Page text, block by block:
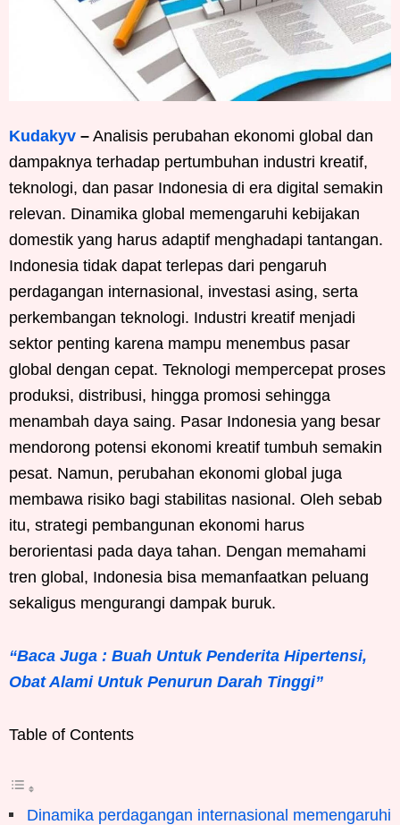
Kudakyv – Analisis perubahan ekonomi global dan
dampaknya terhadap pertumbuhan industri kreatif,
teknologi, dan pasar Indonesia di era digital semakin
relevan. Dinamika global memengaruhi kebijakan
domestik yang harus adaptif menghadapi tantangan.
Indonesia tidak dapat terlepas dari pengaruh
perdagangan internasional, investasi asing, serta
perkembangan teknologi. Industri kreatif menjadi
sektor penting karena mampu menembus pasar
global dengan cepat. Teknologi mempercepat proses
produksi, distribusi, hingga promosi sehingga
menambah daya saing. Pasar Indonesia yang besar
mendorong potensi ekonomi kreatif tumbuh semakin
pesat. Namun, perubahan ekonomi global juga
membawa risiko bagi stabilitas nasional. Oleh sebab
itu, strategi pembangunan ekonomi harus
berorientasi pada daya tahan. Dengan memahami
tren global, Indonesia bisa memanfaatkan peluang
sekaligus mengurangi dampak buruk.
“Baca Juga : Buah Untuk Penderita Hipertensi,
Obat Alami Untuk Penurun Darah Tinggi”
Table of Contents
Dinamika perdagangan internasional memengaruhi